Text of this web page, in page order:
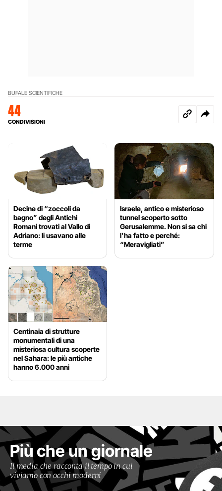
BUFALE SCIENTIFICHE
44
CONDIVISIONI
Decine di “zoccoli da
bagno” degli Antichi
Romani trovati al Vallo di
Adriano: li usavano alle
terme
Israele, antico e misterioso
tunnel scoperto sotto
Gerusalemme. Non si sa chi
l’ha fatto e perché:
“Meravigliati”
Centinaia di strutture
monumentali di una
misteriosa cultura scoperte
nel Sahara: le più antiche
hanno 6.000 anni
Più che un giornale
Il media che racconta il tempo in cui
viviamo con occhi moderni